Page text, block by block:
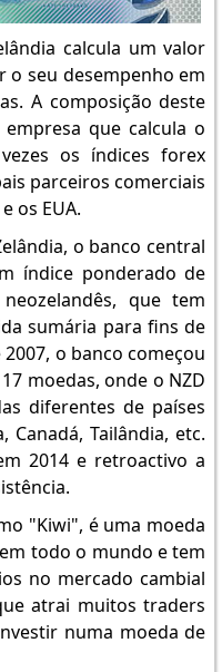
calcula um valor
o seu desempenho em
A composição deste
que calcula o
os índices forex
parceiros comerciais
os EUA.
o banco central
índice ponderado de
que tem
sumária para fins de
o banco começou
moedas, onde o NZD
diferentes de países
Canadá, Tailândia, etc.
2014 e retroactivo a
"Kiwi", é uma moeda
todo o mundo e tem
no mercado cambial
atrai muitos traders
numa moeda de